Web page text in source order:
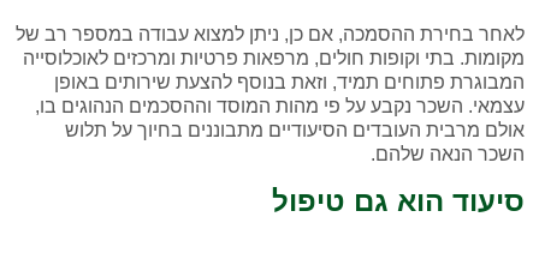
לאחר בחירת ההסמכה, אם כן, ניתן למצוא עבודה במספר רב של
מקומות. בתי וקופות חולים, מרפאות פרטיות ומרכזים לאוכלוסייה
המבוגרת פתוחים תמיד, וזאת בנוסף להצעת שירותים באופן
עצמאי. השכר נקבע על פי מהות המוסד וההסכמים הנהוגים בו,
אולם מרבית העובדים הסיעודיים מתבוננים בחיוך על תלוש
השכר הנאה שלהם.
סיעוד הוא גם טיפול